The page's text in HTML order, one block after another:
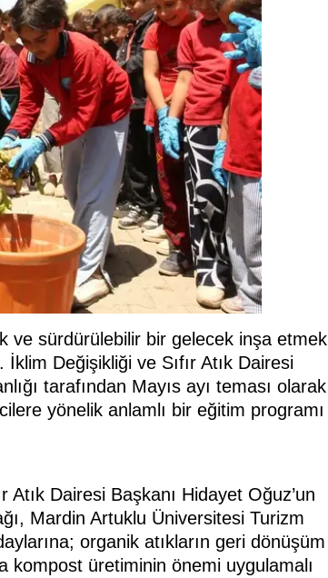
ve sürdürülebilir bir gelecek inşa etmek
Değişikliği ve Sıfır Atık Dairesi
tarafından Mayıs ayı teması olarak
yönelik anlamlı bir eğitim programı
Dairesi Başkanı Hidayet Oğuz’un
Mardin Artuklu Üniversitesi Turizm
organik atıkların geri dönüşüm
kompost üretiminin önemi uygulamalı